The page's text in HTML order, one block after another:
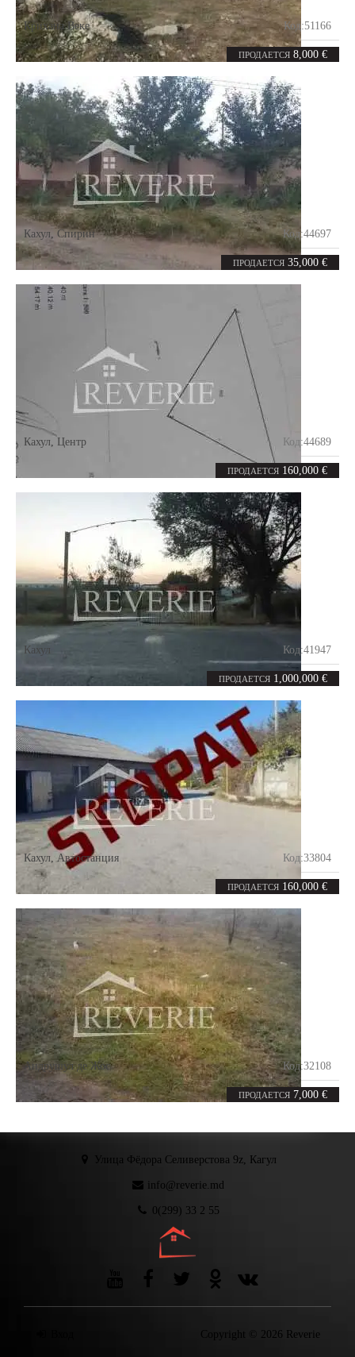
ПРОДАЕТСЯ 8,000 €
Крихана Веке Код:51166
8.24соток
ПРОДАЕТСЯ 35,000 €
Кахул Спирин Код:44697
5.6
ПРОДАЕТСЯ 160,000 €
Кахул Центр Код:44689
ПРОДАЕТСЯ 1,000,000 €
Кахул Код:41947
1000
ПРОДАЕТСЯ 160,000 €
Кахул Автостанция Код:33804
19
ПРОДАЕТСЯ 7,000 €
Андрушул де Жос Код:32108
12соток
Улица Фёдора Селиверстова 9z, Кагул
info@reverie.md
0(299) 33 2 55
Copyright © 2026 Reverie